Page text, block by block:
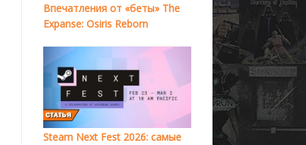
Впечатления от «беты» The
Expanse: Osiris Reborn
Steam Next Fest 2026: самые